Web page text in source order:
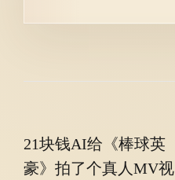
文
章
21块钱AI给《棒球英
豪》拍了个真人MV视